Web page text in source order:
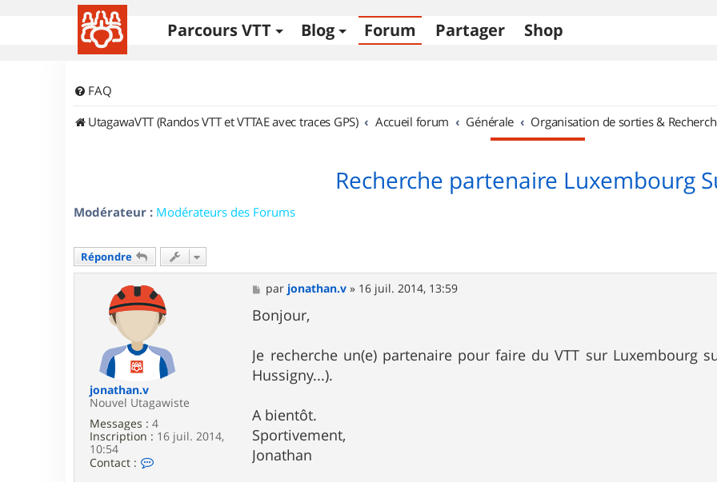
Parcours VTT Blog Forum Partager Shop
FAQ
UtagawaVTT (Randos VTT et VTTAE avec traces GPS)
Accueil forum Générale Organisation de sorties &
Recherche partenaire Luxembourg
Modérateur : Modérateurs des Forums
Répondre
jonathan.v
Nouvel Utagawiste
Messages : 4
Inscription : 16 juil. 2014,
10:54
Contact :
M
e
s
s
g
e
par jonathan.v » 16 juil. 2014, 13:59
Bonjour,
Je recherche un(e) partenaire pour faire du VTT sur Luxembourg
Hussigny...).
A bientôt.
Sportivement,
Jonathan